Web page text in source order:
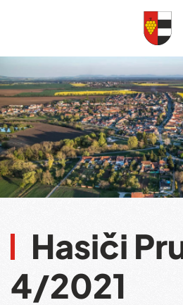
Hasiči
4/2021